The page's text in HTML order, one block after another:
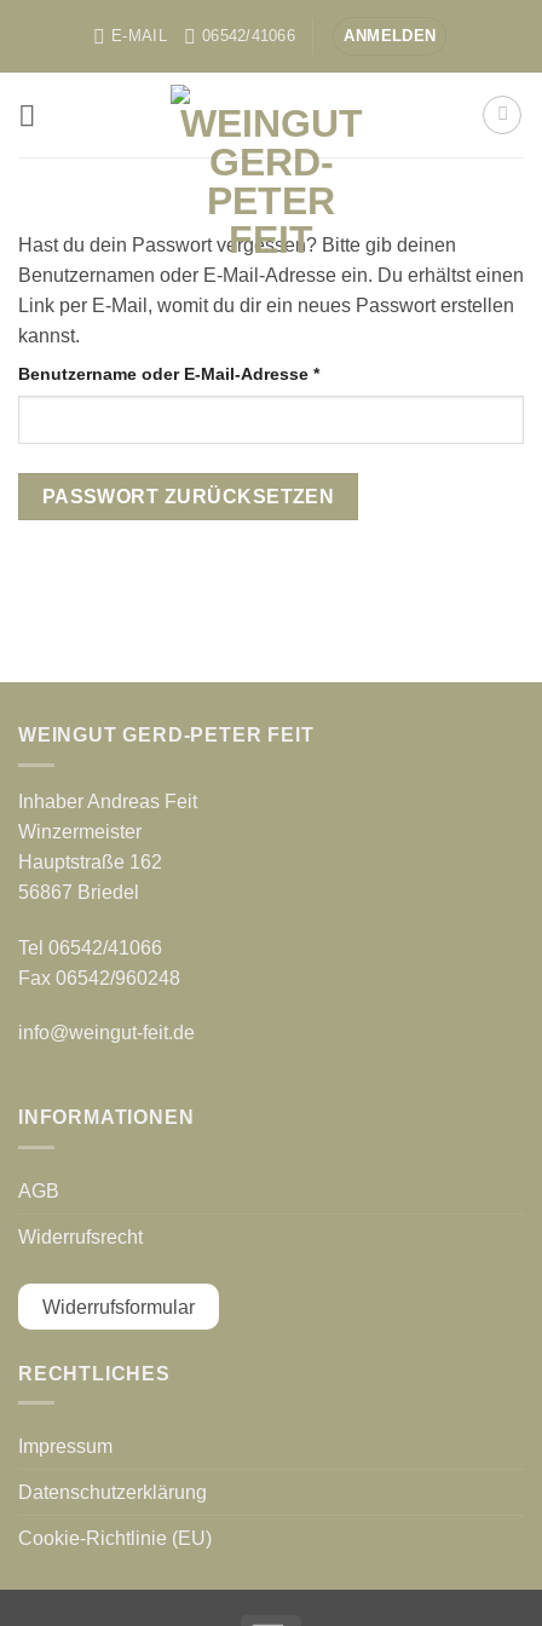
content
E-MAIL 06542/41066 ANMELDEN
Hast du dein Passwort vergessen? Bitte gib deinen
Benutzernamen oder E-Mail-Adresse ein. Du erhältst einen
Link per E-Mail, womit du dir ein neues Passwort erstellen
kannst.
Benutzername oder E-Mail-Adresse *Erforderlich
PASSWORT ZURÜCKSETZEN
WEINGUT GERD-PETER FEIT
Inhaber Andreas Feit
Winzermeister
Hauptstraße 162
56867 Briedel
Tel 06542/41066
Fax 06542/960248
info@weingut-feit.de
INFORMATIONEN
AGB
Widerrufsrecht
Widerrufsformular
RECHTLICHES
Impressum
Datenschutzerklärung
Cookie-Richtlinie (EU)